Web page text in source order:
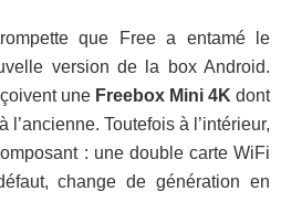
que Free a entamé le
version de la box Android.
une Freebox Mini 4K dont
l’ancienne. Toutefois à l’intérieur,
: une double carte WiFi
change de génération en